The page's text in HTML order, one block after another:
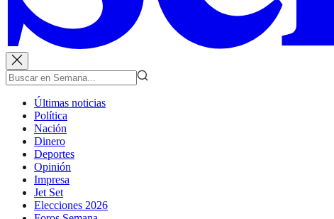
Últimas noticias
Política
Nación
Dinero
Deportes
Opinión
Impresa
Jet Set
Elecciones 2026